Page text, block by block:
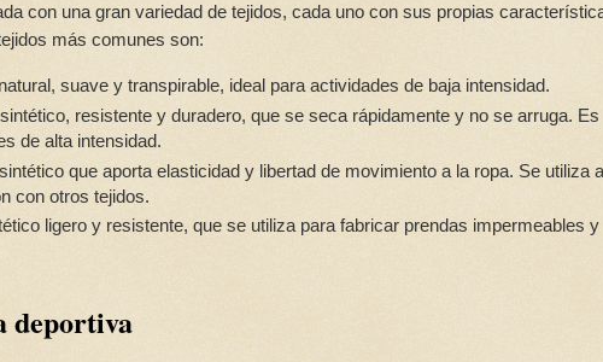
con una gran variedad de tejidos, cada uno con sus propias
más comunes son:
suave y transpirable, ideal para actividades de baja intensidad.
resistente y duradero, que se seca rápidamente y no se arruga. Es
de alta intensidad.
que aporta elasticidad y libertad de movimiento a la ropa. Se utiliza a
con otros tejidos.
ligero y resistente, que se utiliza para fabricar prendas impermeables y
deportiva